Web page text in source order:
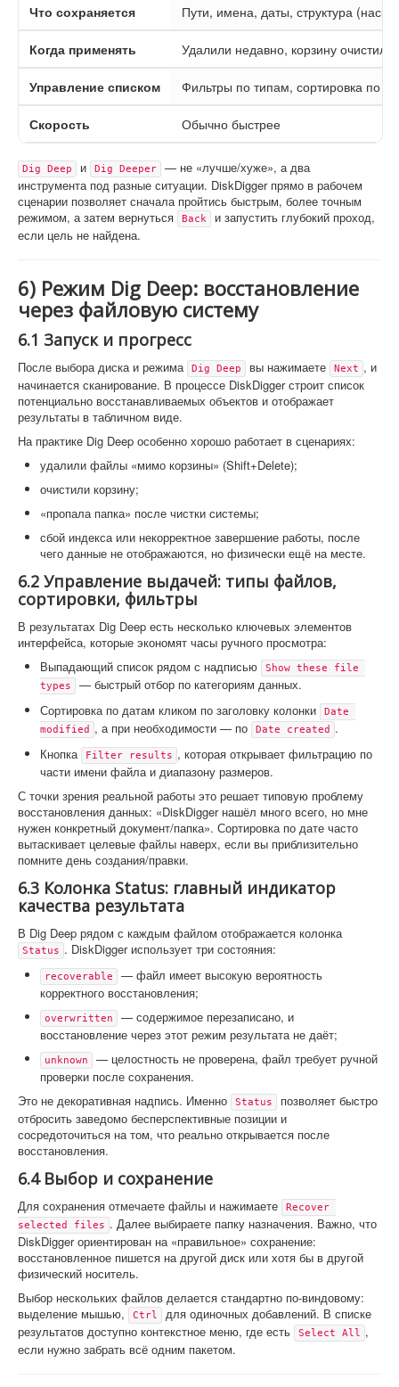
Что сохраняется Пути, имена, даты, структура
Когда применять Удалили недавно, корзину
Управление списком Фильтры по типам, сортировка по
Скорость Обычно быстрее
Dig Deep и Dig Deeper
— не «лучше/хуже», а два
инструмента под разные ситуации. DiskDigger прямо в рабочем
сценарии позволяет сначала пройтись быстрым, более точным
режимом, а затем вернуться
Back
и запустить глубокий проход,
если цель не найдена.
6) Режим Dig Deep: восстановление
через файловую систему
6.1 Запуск и прогресс
После выбора диска и режима Dig Deep вы нажимаете Next , и
начинается сканирование. В процессе DiskDigger строит список
потенциально восстанавливаемых объектов и отображает
результаты в табличном виде.
На практике Dig Deep особенно хорошо работает в сценариях:
удалили файлы «мимо корзины» (Shift+Delete);
очистили корзину;
«пропала папка» после чистки системы;
сбой индекса или некорректное завершение работы, после
чего данные не отображаются, но физически ещё на месте.
6.2 Управление выдачей: типы файлов,
сортировки, фильтры
В результатах Dig Deep есть несколько ключевых элементов
интерфейса, которые экономят часы ручного просмотра:
Выпадающий список рядом с надписью
Show these file
types
— быстрый отбор по категориям данных.
Сортировка по датам кликом по заголовку колонки
Date
modified
, а при необходимости — по Date created
.
Кнопка
Filter results , которая открывает фильтрацию по
части имени файла и диапазону размеров.
С точки зрения реальной работы это решает типовую проблему
восстановления данных: «DiskDigger нашёл много всего, но мне
нужен конкретный документ/папка». Сортировка по дате часто
вытаскивает целевые файлы наверх, если вы приблизительно
помните день создания/правки.
6.3 Колонка Status: главный индикатор
качества результата
В Dig Deep рядом с каждым файлом отображается колонка
Status . DiskDigger использует три состояния:
recoverable
— файл имеет высокую вероятность
корректного восстановления;
overwritten
— содержимое перезаписано, и
восстановление через этот режим результата не даёт;
unknown
— целостность не проверена, файл требует ручной
проверки после сохранения.
Это не декоративная надпись. Именно
Status
позволяет быстро
отбросить заведомо бесперспективные позиции и
сосредоточиться на том, что реально открывается после
восстановления.
6.4 Выбор и сохранение
Для сохранения отмечаете файлы и нажимаете
Recover
selected files . Далее выбираете папку назначения. Важно, что
DiskDigger ориентирован на «правильное» сохранение:
восстановленное пишется на другой диск или хотя бы в другой
физический носитель.
Выбор нескольких файлов делается стандартно по-виндовому:
выделение мышью,
Ctrl
для одиночных добавлений. В списке
результатов доступно контекстное меню, где есть
Select All ,
если нужно забрать всё одним пакетом.